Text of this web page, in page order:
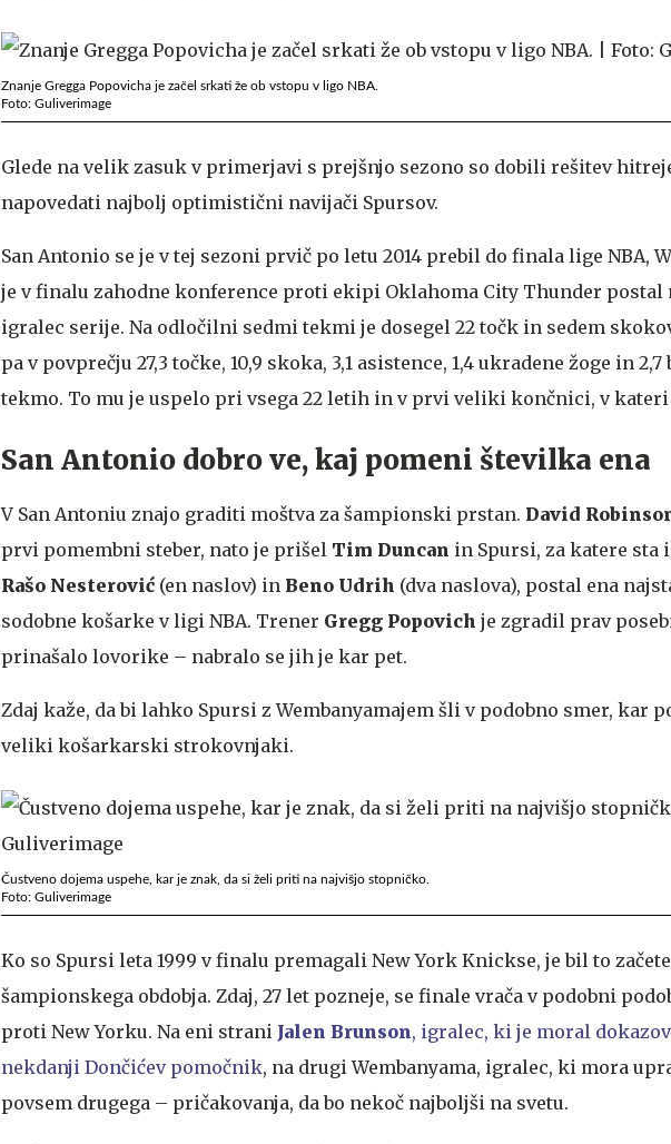
Znanje Gregga Popovicha je začel srkati že ob vstopu v ligo NBA.
Foto: Guliverimage
Glede na velik zasuk v primerjavi s prejšnjo sezono so dobili rešitev
napovedati najbolj optimistični navijači Spursov.
San Antonio se je v tej sezoni prvič po letu 2014 prebil do finala lige NBA,
je v finalu zahodne konference proti ekipi Oklahoma City Thunder
igralec serije. Na odločilni sedmi tekmi je dosegel 22 točk in sedem
pa v povprečju 27,3 točke, 10,9 skoka, 3,1 asistence, 1,4 ukradene žoge in
tekmo. To mu je uspelo pri vsega 22 letih in v prvi veliki končnici, v
San Antonio dobro ve, kaj pomeni številka ena
V San Antoniu znajo graditi moštva za šampionski prstan. David
prvi pomembni steber, nato je prišel Tim Duncan in Spursi, za katere sta
Rašo Nesterović (en naslov) in Beno Udrih (dva naslova), postal ena
sodobne košarke v ligi NBA. Trener Gregg Popovich je zgradil prav
prinašalo lovorike – nabralo se jih je kar pet.
Zdaj kaže, da bi lahko Spursi z Wembanyamajem šli v podobno smer, kar
veliki košarkarski strokovnjaki.
Čustveno dojema uspehe, kar je znak, da si želi priti na najvišjo stopničko.
Foto: Guliverimage
Ko so Spursi leta 1999 v finalu premagali New York Knickse, je bil to
šampionskega obdobja. Zdaj, 27 let pozneje, se finale vrača v podobni
proti New Yorku. Na eni strani Jalen Brunson, igralec, ki je moral
nekdanji Dončićev pomočnik, na drugi Wembanyama, igralec, ki mora
povsem drugega – pričakovanja, da bo nekoč najboljši na svetu.